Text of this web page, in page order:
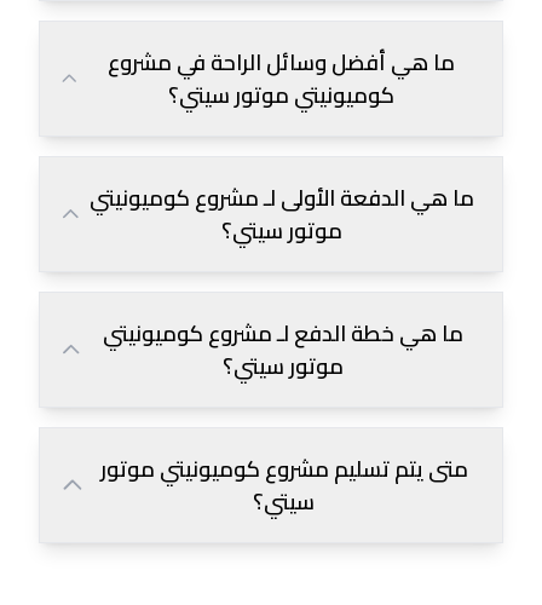
ما هي أفضل وسائل الراحة في مشروع
كوميونيتي موتور سيتي؟
ما هي الدفعة الأولى لـ مشروع كوميونيتي
موتور سيتي؟
ما هي خطة الدفع لـ مشروع كوميونيتي
موتور سيتي؟
متى يتم تسليم مشروع كوميونيتي موتور
سيتي؟